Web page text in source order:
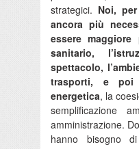
strategici. Noi,
ancora più
essere
sanitario,
spettacolo,
trasporti, e poi
energetica, la
semplificazione
amministrazione.
hanno bisogno